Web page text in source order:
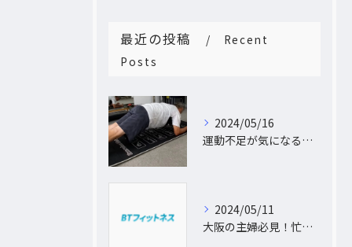
最近の投稿
Recent
Posts
2024/05/16
運動不足が気になるあなたへ。大阪中崎町で自宅にパーソナルトレーナーがおうかがし!プライベート空間で理想のカラダづくり
2024/05/11
大阪の主婦必見！忙しい日常に合わせた出張パーソナルトレーニングで理想のボディを手に入れよう